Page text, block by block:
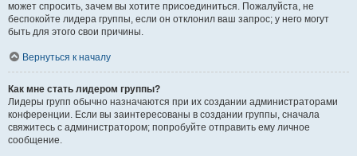
может спросить, зачем вы хотите присоединиться. Пожалуйста, не
беспокойте лидера группы, если он отклонил ваш запрос; у него могут
быть для этого свои причины.
Вернуться к началу
Как мне стать лидером группы?
Лидеры групп обычно назначаются при их создании администраторами
конференции. Если вы заинтересованы в создании группы, сначала
свяжитесь с администратором; попробуйте отправить ему личное
сообщение.